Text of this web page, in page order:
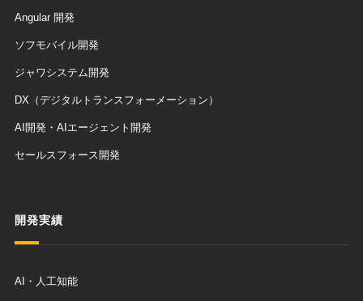
Angular 開発
ソフモバイル開発
ジャワシステム開発
DX（デジタルトランスフォーメーション）
AI開発・AIエージェント開発
セールスフォース開発
開発実績
AI・人工知能